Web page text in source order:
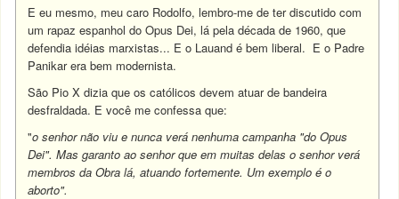
E eu mesmo, meu caro Rodolfo, lembro-me de ter discutido com
um rapaz espanhol do Opus Dei, lá pela década de 1960, que
defendia idéias marxistas... E o Lauand é bem liberal. E o Padre
Panikar era bem modernista.
São Pio X dizia que os católicos devem atuar de bandeira
desfraldada. E você me confessa que:
"o senhor não viu e nunca verá nenhuma campanha "do Opus
Dei". Mas garanto ao senhor que em muitas delas o senhor verá
membros da Obra lá, atuando fortemente. Um exemplo é o
aborto".